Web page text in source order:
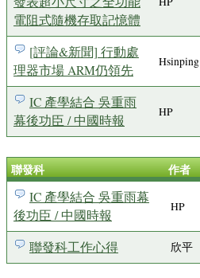
電阻式隨機存取記憶體
[評論&新聞] 行動處
理器市場 ARM仍領先
Hsinping
IC 產學結合 吳重雨
幕後功臣 / 中國時報
HP
聯發科 作者
IC 產學結合 吳重雨幕
後功臣 / 中國時報
HP
聯發科工作心得 欣平